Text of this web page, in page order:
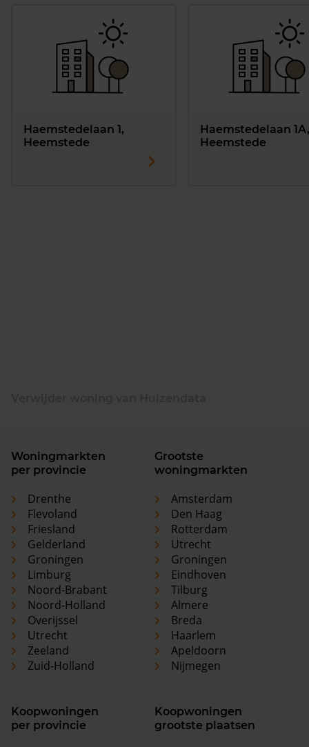
Haemstedelaan 1,
Heemstede
Haemstedelaan 1A,
Heemstede
Woningmarkten
per provincie
Drenthe
Flevoland
Friesland
Gelderland
Groningen
Limburg
Noord-Brabant
Noord-Holland
Overijssel
Utrecht
Zeeland
Zuid-Holland
Grootste
woningmarkten
Amsterdam
Den Haag
Rotterdam
Utrecht
Groningen
Eindhoven
Tilburg
Almere
Breda
Haarlem
Apeldoorn
Nijmegen
Koopwoningen
per provincie
Koopwoningen
grootste plaatsen